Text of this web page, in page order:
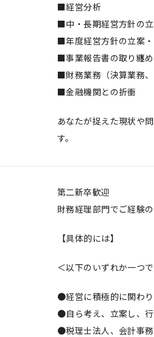
■経営分析
■中・長期経営方針の
■年度経営方針の立案
■事業報告書の取り纏め
■財務業務（決算業務、
■金融機関との折衝
あなたが捉えた現状や
す。
第二新卒歓迎
財務経理部門でご経験
【具体的には】
＜以下のいずれか一つ
●経営に積極的に関わ
●自ら考え、立案し、
●税理士法人、会計事